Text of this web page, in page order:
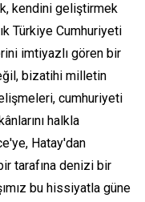
kendini geliştirmek
Türkiye Cumhuriyeti
imtiyazlı gören bir
bizatihi milletin
cumhuriyeti
halkla
Hatay'dan
tarafına denizi bir
bu hissiyatla güne